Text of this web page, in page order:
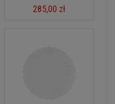
285,00 zł